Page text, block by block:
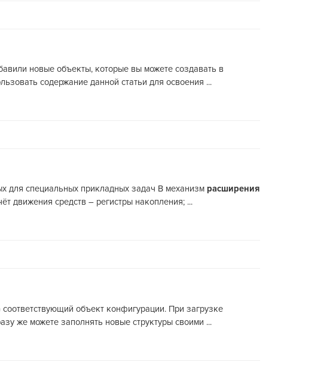
новые объекты, которые вы можете создавать в
содержание данной статьи для освоения ...
для специальных прикладных задач В механизм расширения
движения средств – регистры накопления; ...
объект конфигурации. При загрузке
же можете заполнять новые структуры своими ...